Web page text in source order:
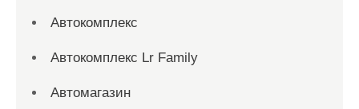
Автокомплекс
Автокомплекс Lr Family
Автомагазин